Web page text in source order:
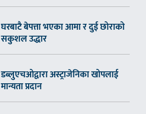
घरबाटै बेपत्ता भएका आमा र दुई छोराको
सकुशल उद्धार
डब्लुएचओद्वारा अस्ट्राजेनिका खोपलाई
मान्यता प्रदान